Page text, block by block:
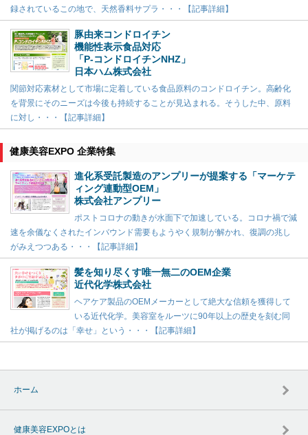
録されているこの地で、天然香料サプラ・・・【記事詳細】
豚由来コンドロイチン
機能性表示食品対応
「P-コンドロイチンNHZ」
日本ハム株式会社
関節対応素材として市場に定着している食品原料のコンドロイチン。高齢化
を背景にそのニーズは今後も持続することが見込まれる。そうした中、原料
に対し・・・【記事詳細】
健康美容EXPO 企業特集
進化系受託製造のアンプリーが提案する「マーケテ
ィング連動型OEM」
株式会社アンプリー
ポストコロナの動きが水面下で加速している。コロナ禍で減
速を余儀なくされたインバウンド需要もようやく規制が解かれ、復調の兆し
がみえつつある・・・【記事詳細】
髪を知り尽くす唯一無二のOEM企業
近代化学株式会社
ヘアケア製品のOEMメーカーとして絶大な信頼を獲得して
いる近代化学。美容室をルーツに90年以上の歴史を刻む同
社が掲げるのは「幸せ」という・・・【記事詳細】
ホーム
健康美容EXPOとは